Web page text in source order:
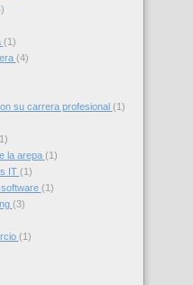
(1)
(4)
su carrera profesional (1)
la arepa (1)
IT (1)
(1)
(3)
(1)